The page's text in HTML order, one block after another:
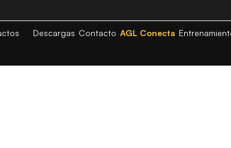
Descargas Contacto AGL Conecta